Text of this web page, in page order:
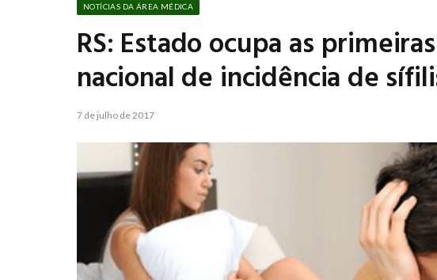
NOTÍCIAS DA ÁREA MÉDICA
RS: Estado ocupa as
nacional de incidência de
7 de julho de 2017